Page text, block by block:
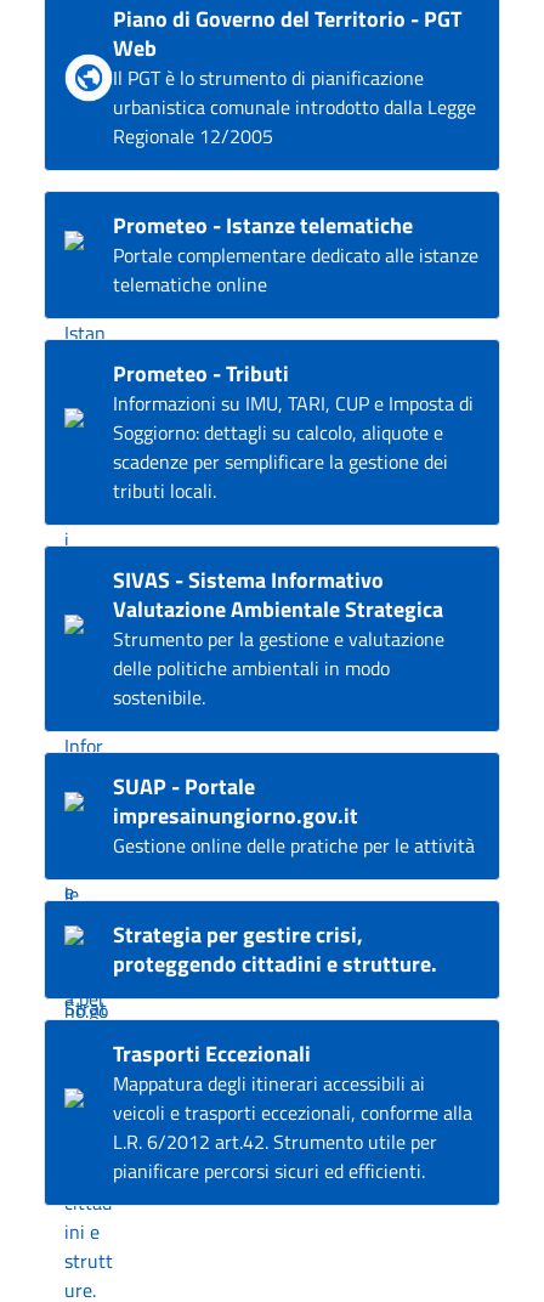
Piano di Governo del Territorio - PGT
Web
Il PGT è lo strumento di pianificazione
urbanistica comunale introdotto dalla Legge
Regionale 12/2005
Prometeo - Istanze telematiche
Portale complementare dedicato alle istanze
telematiche online
Prometeo - Tributi
Informazioni su IMU, TARI, CUP e Imposta di
Soggiorno: dettagli su calcolo, aliquote e
scadenze per semplificare la gestione dei
tributi locali.
SIVAS - Sistema Informativo
Valutazione Ambientale Strategica
Strumento per la gestione e valutazione
delle politiche ambientali in modo
sostenibile.
SUAP - Portale
impresainungiorno.gov.it
Gestione online delle pratiche per le attività
Strategia per gestire crisi,
proteggendo cittadini e strutture.
Trasporti Eccezionali
Mappatura degli itinerari accessibili ai
veicoli e trasporti eccezionali, conforme alla
L.R. 6/2012 art.42. Strumento utile per
pianificare percorsi sicuri ed efficienti.